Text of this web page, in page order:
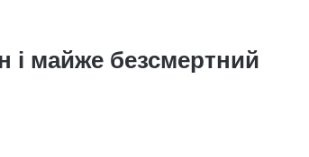
і майже безсмертний